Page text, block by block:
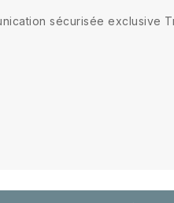
sécurisée exclusive